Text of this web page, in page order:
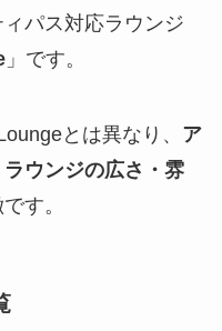
パス対応ラウンジ
」です。
とは異なり、 ア
ウンジの広さ・雰
す。